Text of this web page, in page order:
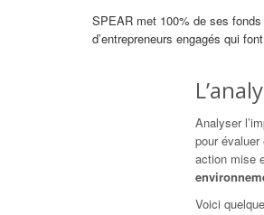
​SPEAR met 100% de ses
d’entrepreneurs engagés qui
Analyser
pour évaluer
action mise
Voici